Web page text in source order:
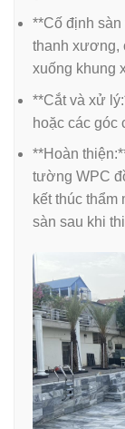
**Cố định
thanh xương,
xuống khung
**Cắt và xử
hoặc các góc
**Hoàn
tường WPC
kết thúc thẩm
sàn sau khi